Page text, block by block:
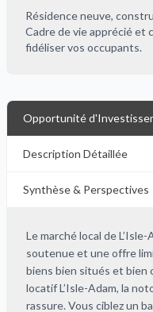
Résidence neuve,
Cadre de vie apprécié et
fidéliser vos occupants.
Opportunité
Description Détaillée
Synthèse & Perspectives
Le marché local de
soutenue et une offre
biens bien situés et bien
locatif L’Isle-Adam, la
rassure. Vous ciblez un